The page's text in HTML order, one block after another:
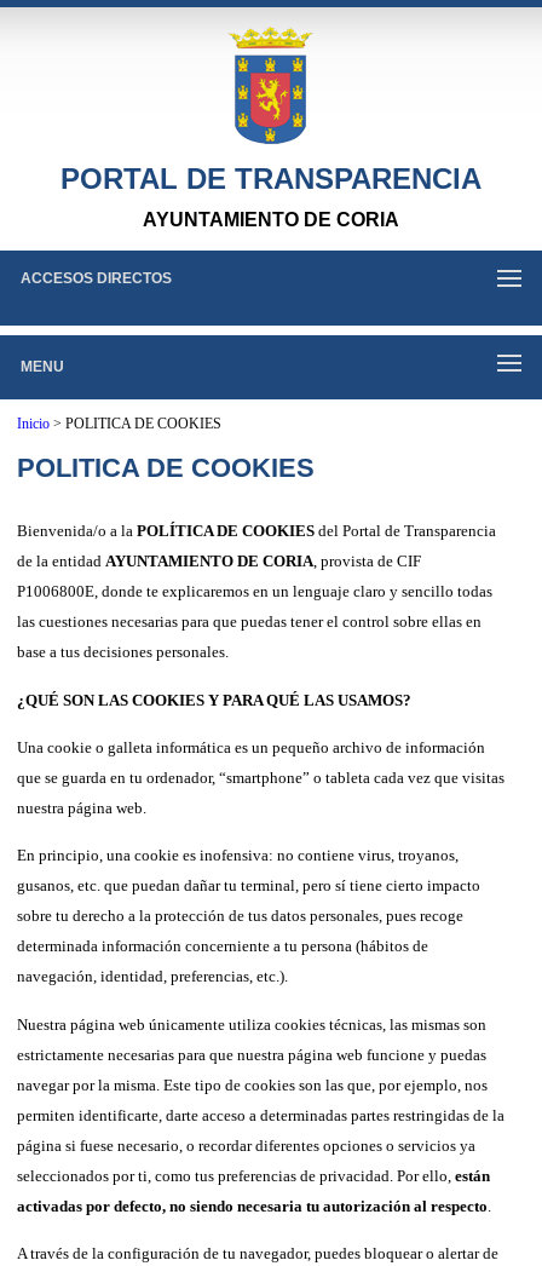
PORTAL DE TRANSPARENCIA
AYUNTAMIENTO DE CORIA
ACCESOS DIRECTOS
MENU
Inicio >POLITICA DE COOKIES
POLITICA DE COOKIES
Bienvenida/o a la POLÍTICA DE COOKIES del Portal de Transparencia
de la entidadAYUNTAMIENTO DE CORIA, provista de CIF
P1006800E, donde te explicaremos en un lenguaje claro y sencillo todas
las cuestiones necesarias para que puedas tener el control sobre ellas en
base a tus decisiones personales.
¿QUÉ SON LAS COOKIES Y PARA QUÉ LAS USAMOS?
Una cookie o galleta informática es un pequeño archivo de información
que se guarda en tu ordenador, “smartphone” o tableta cada vez que visitas
nuestra página web.
En principio, una cookie es inofensiva: no contiene virus, troyanos,
gusanos, etc. que puedan dañar tu terminal, pero sí tiene cierto impacto
sobre tu derecho a la protección de tus datos personales, pues recoge
determinada información concerniente a tu persona (hábitos de
navegación, identidad, preferencias, etc.).
Nuestra página web únicamente utiliza cookies técnicas, las mismas son
estrictamente necesarias para que nuestra página web funcione y puedas
navegar por la misma. Este tipo de cookies son las que, por ejemplo, nos
permiten identificarte, darte acceso a determinadas partes restringidas de la
página si fuese necesario, o recordar diferentes opciones o servicios ya
seleccionados por ti, como tus preferencias de privacidad. Por ello, están
activadas por defecto, no siendo necesaria tu autorización al respecto
A través de la configuración de tu navegador, puedes bloquear o alertar de